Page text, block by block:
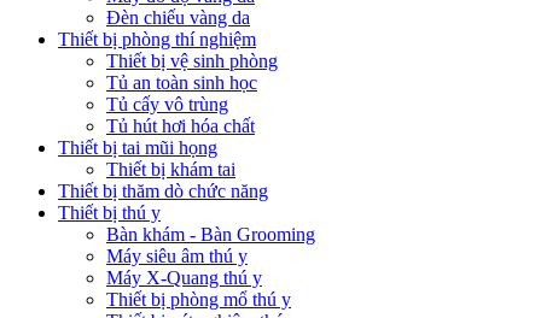
Đèn chiếu vàng da
Thiết bị phòng thí nghiệm
Thiết bị vệ sinh phòng
Tủ an toàn sinh học
Tủ cấy vô trùng
Tủ hút hơi hóa chất
Thiết bị tai mũi họng
Thiết bị khám tai
Thiết bị thăm dò chức năng
Thiết bị thú y
Bàn khám - Bàn Grooming
Máy siêu âm thú y
Máy X-Quang thú y
Thiết bị phòng mổ thú y